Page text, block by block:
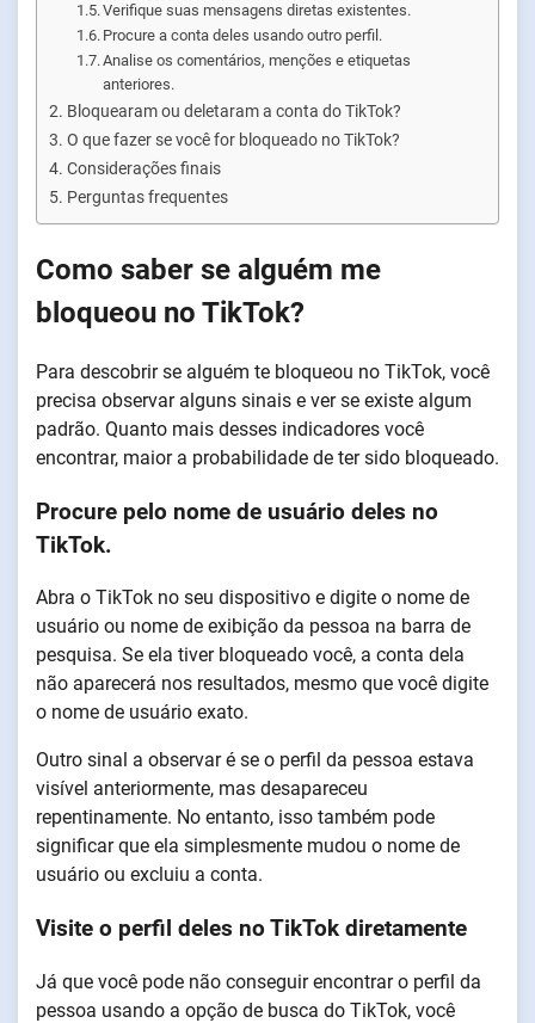
Verifique suas mensagens diretas existentes.
Procure a conta deles usando outro perfil.
Analise os comentários, menções e etiquetas
anteriores.
Bloquearam ou deletaram a conta do TikTok?
O que fazer se você for bloqueado no TikTok?
Considerações finais
Perguntas frequentes
Como saber se alguém me
bloqueou no TikTok?
Para descobrir se alguém te bloqueou no TikTok, você
precisa observar alguns sinais e ver se existe algum
padrão. Quanto mais desses indicadores você
encontrar, maior a probabilidade de ter sido bloqueado.
Procure pelo nome de usuário deles no
TikTok.
Abra o TikTok no seu dispositivo e digite o nome de
usuário ou nome de exibição da pessoa na barra de
pesquisa. Se ela tiver bloqueado você, a conta dela
não aparecerá nos resultados, mesmo que você digite
o nome de usuário exato.
Outro sinal a observar é se o perfil da pessoa estava
visível anteriormente, mas desapareceu
repentinamente. No entanto, isso também pode
significar que ela simplesmente mudou o nome de
usuário ou excluiu a conta.
Visite o perfil deles no TikTok diretamente
Já que você pode não conseguir encontrar o perfil da
pessoa usando a opção de busca do TikTok, você